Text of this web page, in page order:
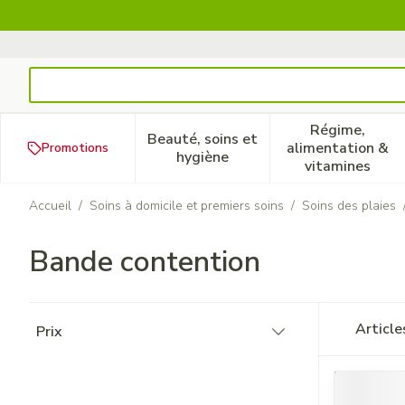
Promotions
Beauté, soins et
hygièneAfficher le sous-menu pour
Régime,
alimentation &
vitamines
Afficher
Accueil / Soins à domicile et premiers soins / Soins des plaies
Bande contention
Prix